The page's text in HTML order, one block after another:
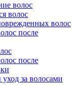
волос
волос
волос
после
после
за волосами